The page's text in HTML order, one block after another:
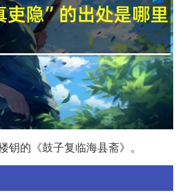
钥的《鼓子复临海县斋》。